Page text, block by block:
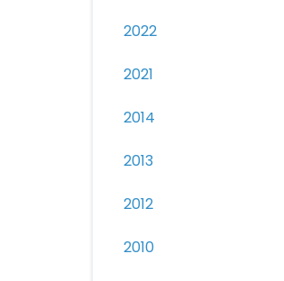
2022
2021
2014
2013
2012
2010